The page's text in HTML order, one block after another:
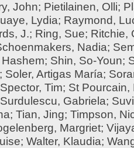
John; Pietilainen, Olli;
Lydia; Raymond,
J.; Ring, Sue; Ritchie,
Nadia;
; Shin, So-Youn;
; Soler, Artigas María;
Spector, Tim; St Pourcain,
Surdulescu, Gabriela;
; Tian, Jing; Timpson,
Margriet;
; Walter, Klaudia;